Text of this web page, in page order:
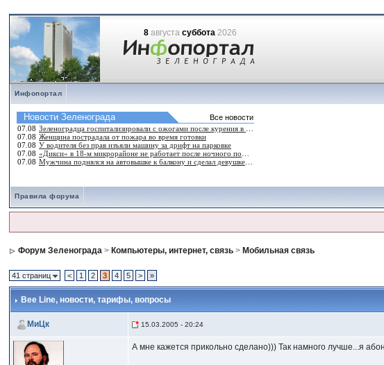
8 августасуббота 2026
Инфопортал
Правила форума
Форум Зеленограда > Компьютеры, интернет, связь > Мобильная связь
41 страниц < 1 2 3 4 5 > »
Bee Line, новости, тарифы, вопросы
МиЦк 15.03.2005 - 20:24
А мне кажется прикольно сделано))) Так намного лучше...я